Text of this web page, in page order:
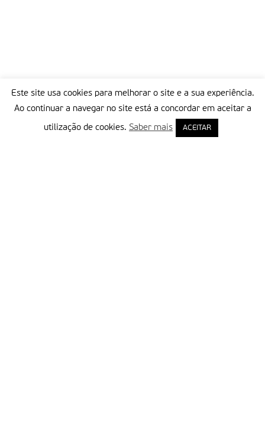
Este site usa cookies para melhorar o site e a sua experiência.
Ao continuar a navegar no site está a concordar em aceitar a
utilização de cookies. Saber mais ACEITAR